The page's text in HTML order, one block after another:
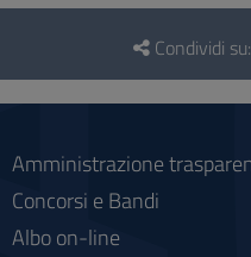
Questionario
social
Condividi su:
Amministrazione
Concorsi e Bandi
Albo on-line